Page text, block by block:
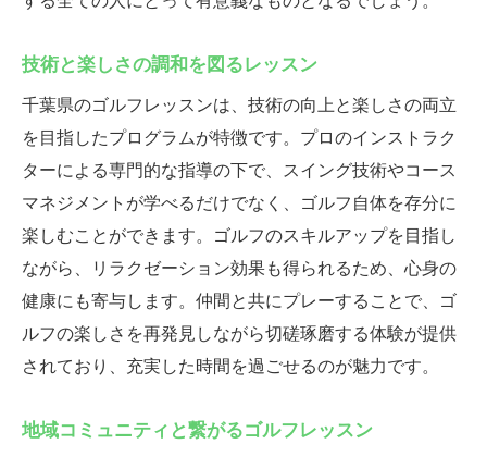
技術と楽しさの調和を図るレッスン
千葉県のゴルフレッスンは、技術の向上と楽しさの両立
を目指したプログラムが特徴です。プロのインストラク
ターによる専門的な指導の下で、スイング技術やコース
マネジメントが学べるだけでなく、ゴルフ自体を存分に
楽しむことができます。ゴルフのスキルアップを目指し
ながら、リラクゼーション効果も得られるため、心身の
健康にも寄与します。仲間と共にプレーすることで、ゴ
ルフの楽しさを再発見しながら切磋琢磨する体験が提供
されており、充実した時間を過ごせるのが魅力です。
地域コミュニティと繋がるゴルフレッスン